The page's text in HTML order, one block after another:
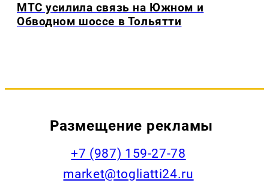
МТС усилила связь на Южном и
Обводном шоссе в Тольятти
Размещение рекламы
+7 (987) 159-27-78
market@togliatti24.ru